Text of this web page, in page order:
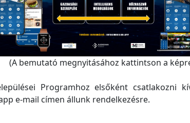
(A bemutató megnyitásához kattintson a
Programhoz elsőként csatlakozni
e-mail címen állunk rendelkezésre.